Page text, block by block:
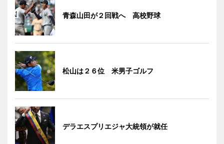
青森山田が２回戦へ 高校野球
松山は２６位 米男子ゴルフ
デラエスプリエジャ大統領が就任